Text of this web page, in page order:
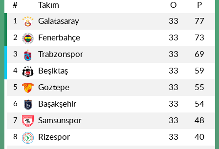
# Takım O P
1 Galatasaray 33 77
2 Fenerbahçe 33 73
3 Trabzonspor 33 69
4 Beşiktaş 33 59
5 Göztepe 33 55
6 Başakşehir 33 54
7 Samsunspor 33 48
8 Rizespor 33 40